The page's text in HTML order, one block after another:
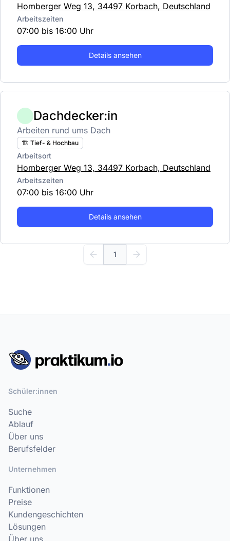
Homberger Weg 13, 34497 Korbach, Deutschland
Arbeitszeiten
07:00 bis 16:00 Uhr
Details ansehen
Dachdecker:in
Arbeiten rund ums Dach
🏗️ Tief- & Hochbau
Arbeitsort
Homberger Weg 13, 34497 Korbach, Deutschland
Arbeitszeiten
07:00 bis 16:00 Uhr
Details ansehen
1
Schüler:innen
Suche
Ablauf
Über uns
Berufsfelder
Unternehmen
Funktionen
Preise
Kundengeschichten
Lösungen